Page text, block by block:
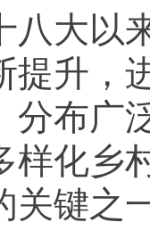
大以来
提升，
分布广
样化乡
关键之